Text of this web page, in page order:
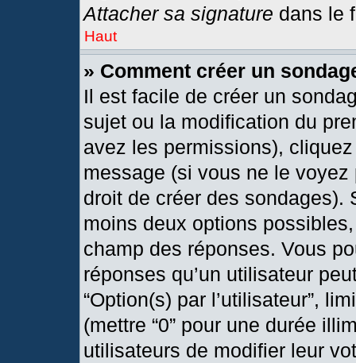
Attacher sa signature dans le
Haut
» Comment créer un
Il est facile de créer un
sujet ou la modification du
avez les permissions),
message (si vous ne le
droit de créer des sondages).
moins deux options
champ des réponses. Vous
réponses qu’un utilisateur
“Option(s) par l’utilisateur”,
(mettre “0” pour une durée
utilisateurs de modifier leur